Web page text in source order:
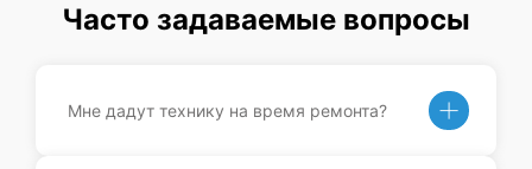
Часто задаваемые вопросы
Мне дадут технику на время ремонта?